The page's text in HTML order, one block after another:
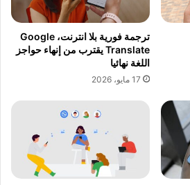
ترجمة فورية بلا انترنت، Google
Translate يقترب من إنهاء حواجز
اللغة نهائيا
17 مايو، 2026